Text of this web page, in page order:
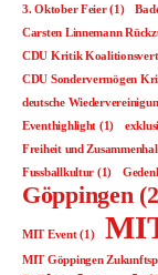
3. Oktober Feier(1)
Carsten Linnemann
CDU Kritik
CDU Sondervermögen
deutsche
Eventhighlight (1)
Freiheit und
Fussballkultur (1)
Göppingen
MIT Event(1)
MIT Göppingen